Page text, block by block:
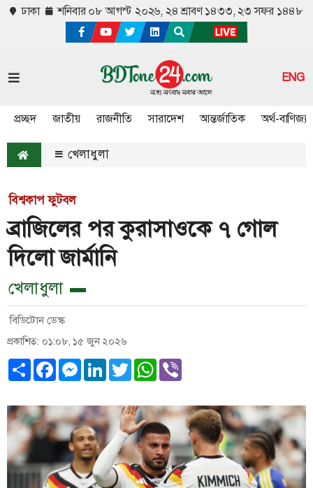
ঢাকা শনিবার ০৮ আগস্ট ২০২৬, ২৪ শ্রাবণ ১৪৩৩, ২৩ সফর ১৪৪৮
ENG
প্রচ্ছদ জাতীয় রাজনীতি সারাদেশ আন্তর্জাতিক অর্থ-বাণিজ্য
খেলাধুলা
বিশ্বকাপ ফুটবল
ব্রাজিলের পর কুরাসাওকে ৭ গোল
দিলো জার্মানি
খেলাধুলা
বিডিটোন ডেস্ক
প্রকাশিত: ০১:০৮, ১৫ জুন ২০২৬
ShareFacebookMessenger
LinkedInTwitterWhatsApp